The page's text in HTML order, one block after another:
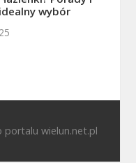
wybór
portalu wielun.net.pl